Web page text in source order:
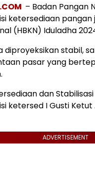
– Badan Pangan
ketersediaan pangan
(HBKN) Iduladha
diproyeksikan stabil,
pasar yang
dan
ketersed I Gusti
ADVERTISEMENT